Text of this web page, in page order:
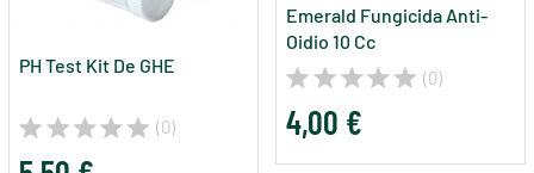
PH Test Kit De GHE
(0)
Emerald Fungicida Anti-
Oidio 10 Cc
(0)
4,00 €